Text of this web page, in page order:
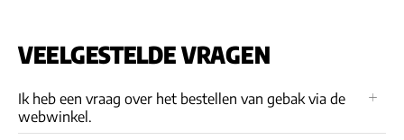
VEELGESTELDE VRAGEN
Ik heb een vraag over het bestellen van gebak via de
webwinkel.